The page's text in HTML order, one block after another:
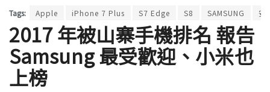
Tags: Apple iPhone 7 Plus S7 Edge S8 SAMSUNG 安
2017 年被山寨手機排名 報告
Samsung 最受歡迎、小米也
上榜